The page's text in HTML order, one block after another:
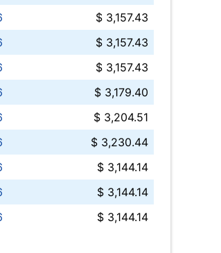
$ 3,157.43
$ 3,157.43
$ 3,157.43
$ 3,179.40
$ 3,204.51
$ 3,230.44
$ 3,144.14
$ 3,144.14
$ 3,144.14